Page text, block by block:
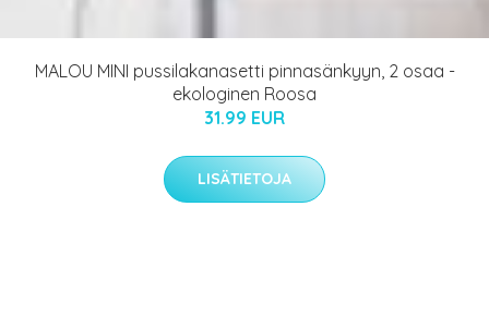
MALOU MINI pussilakanasetti pinnasänkyyn, 2 osaa -
ekologinen Roosa
31.99 EUR
LISÄTIETOJA